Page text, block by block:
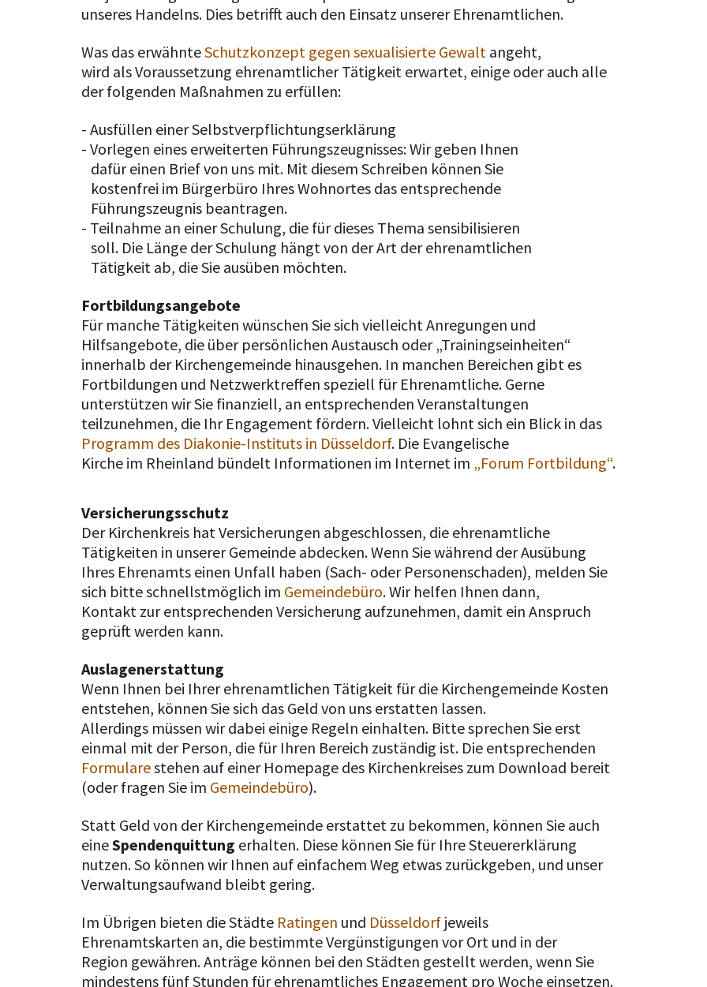
unseres Handelns. Dies betrifft auch den Einsatz unserer Ehrenamtlichen.
Was das erwähnteSchutzkonzept gegen sexualisierte Gewalt angeht,
wird als Voraussetzung ehrenamtlicher Tätigkeit erwartet, einige oder auch alle
der folgenden Maßnahmen zu erfüllen:
- Ausfüllen einer Selbstverpflichtungserklärung
- Vorlegen eines erweiterten Führungszeugnisses: Wir geben Ihnen
dafür einen Brief von uns mit. Mit diesem Schreiben können Sie
kostenfrei im Bürgerbüro Ihres Wohnortes das entsprechende
Führungszeugnis beantragen.
- Teilnahme an einer Schulung, die für dieses Thema sensibilisieren
soll. Die Länge der Schulung hängt von der Art der ehrenamtlichen
Tätigkeit ab, die Sie ausüben möchten.
Fortbildungsangebote
Für manche Tätigkeiten wünschen Sie sich vielleicht Anregungen und
Hilfsangebote, die über persönlichen Austausch oder „Trainingseinheiten“
innerhalb der Kirchengemeinde hinausgehen. In manchen Bereichen gibt es
Fortbildungen und Netzwerktreffen speziell für Ehrenamtliche. Gerne
unterstützen wir Sie finanziell, an entsprechenden Veranstaltungen
teilzunehmen, die Ihr Engagement fördern. Vielleicht lohnt sich ein Blick in das
Programm des Diakonie-Instituts in Düsseldorf. Die Evangelische
Kirche im Rheinland bündelt Informationen im Internet im „Forum Fortbildung“.
Versicherungsschutz
Der Kirchenkreis hat Versicherungen abgeschlossen, die ehrenamtliche
Tätigkeiten in unserer Gemeinde abdecken. Wenn Sie während der Ausübung
Ihres Ehrenamts einen Unfall haben (Sach- oder Personenschaden), melden Sie
sich bitte schnellstmöglich im Gemeindebüro. Wir helfen Ihnen dann,
Kontakt zur entsprechenden Versicherung aufzunehmen, damit ein Anspruch
geprüft werden kann.
Auslagenerstattung
Wenn Ihnen bei Ihrer ehrenamtlichen Tätigkeit für die Kirchengemeinde Kosten
entstehen, können Sie sich das Geld von uns erstatten lassen.
Allerdings müssen wir dabei einige Regeln einhalten. Bitte sprechen Sie erst
einmal mit der Person, die für Ihren Bereich zuständig ist. Die entsprechenden
Formularestehen auf einer Homepage des Kirchenkreises zum Download bereit
(oder fragen Sie im Gemeindebüro).
Statt Geld von der Kirchengemeinde erstattet zu bekommen, können Sie auch
eineSpendenquittung erhalten. Diese können Sie für Ihre Steuererklärung
nutzen. So können wir Ihnen auf einfachem Weg etwas zurückgeben, und unser
Verwaltungsaufwand bleibt gering.
Im Übrigen bieten die Städte Ratingen und Düsseldorf jeweils
Ehrenamtskarten an, die bestimmte Vergünstigungen vor Ort und in der
Region gewähren. Anträge können bei den Städten gestellt werden, wenn Sie
mindestens fünf Stunden für ehrenamtliches Engagement pro Woche einsetzen.